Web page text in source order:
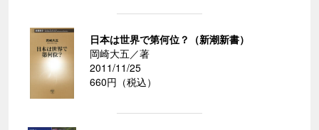
日本は世界で第何位？（新潮新書）
岡崎大五／著
2011/11/25
660円（税込）